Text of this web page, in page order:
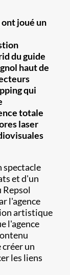
ont joué un
du guide
haut de
qui
totale
laser
spectacle
et d'un
Repsol
l'agence
artistique
l'agence
un
les liens